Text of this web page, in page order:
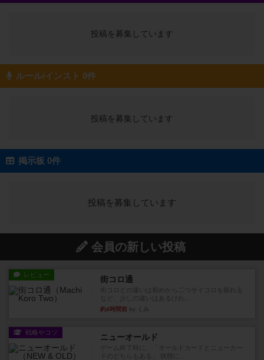
投稿を募集しています
ルール/インスト 0件
投稿を募集しています
掲示板 0件
投稿を募集しています
会員の新しい投稿
レビュー 街コロ通
街コロとの違いは初めから二つサイコロを振れる
約4時間前 by くみ
戦略やコツ ニューオールド
ゲーム終了時に、「オールドカードとニューカー
ドのどちらもある」 状態に...